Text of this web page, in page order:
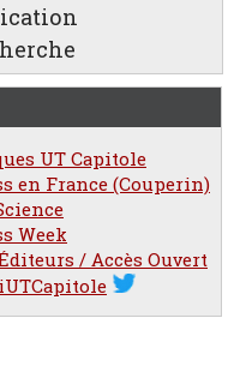
UT Capitole
en France (Couperin)
Week
/ Accès Ouvert